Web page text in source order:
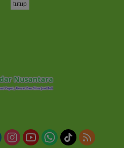
tutup